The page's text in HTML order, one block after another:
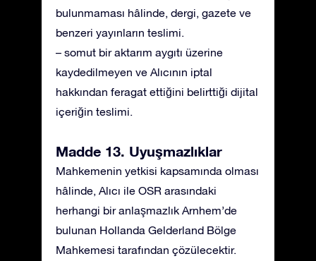
bulunmaması hâlinde, dergi, gazete ve
benzeri yayınların teslimi.
– somut bir aktarım aygıtı üzerine
kaydedilmeyen ve Alıcının iptal
hakkından feragat ettiğini belirttiği dijital
içeriğin teslimi.
Madde 13. Uyuşmazlıklar
Mahkemenin yetkisi kapsamında olması
hâlinde, Alıcı ile OSR arasındaki
herhangi bir anlaşmazlık Arnhem’de
bulunan Hollanda Gelderland Bölge
Mahkemesi tarafından çözülecektir.